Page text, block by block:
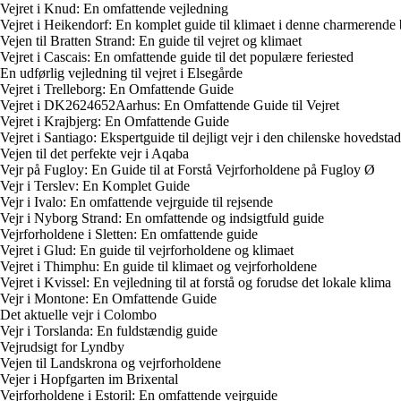
Vejret i Knud: En omfattende vejledning
Vejret i Heikendorf: En komplet guide til klimaet i denne charmerende
Vejen til Bratten Strand: En guide til vejret og klimaet
Vejret i Cascais: En omfattende guide til det populære feriested
En udførlig vejledning til vejret i Elsegårde
Vejret i Trelleborg: En Omfattende Guide
Vejret i DK2624652Aarhus: En Omfattende Guide til Vejret
Vejret i Krajbjerg: En Omfattende Guide
Vejret i Santiago: Ekspertguide til dejligt vejr i den chilenske hovedstad
Vejen til det perfekte vejr i Aqaba
Vejr på Fugloy: En Guide til at Forstå Vejrforholdene på Fugloy Ø
Vejr i Terslev: En Komplet Guide
Vejr i Ivalo: En omfattende vejrguide til rejsende
Vejr i Nyborg Strand: En omfattende og indsigtfuld guide
Vejrforholdene i Sletten: En omfattende guide
Vejret i Glud: En guide til vejrforholdene og klimaet
Vejret i Thimphu: En guide til klimaet og vejrforholdene
Vejret i Kvissel: En vejledning til at forstå og forudse det lokale klima
Vejr i Montone: En Omfattende Guide
Det aktuelle vejr i Colombo
Vejr i Torslanda: En fuldstændig guide
Vejrudsigt for Lyndby
Vejen til Landskrona og vejrforholdene
Vejer i Hopfgarten im Brixental
Vejrforholdene i Estoril: En omfattende vejrguide